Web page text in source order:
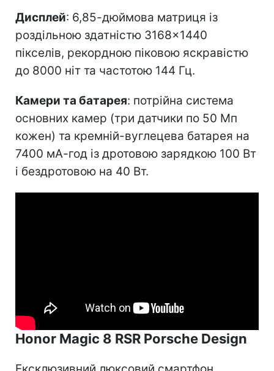
Дисплей: 6,85-дюймова матриця із
роздільною здатністю 3168×1440
пікселів, рекордною піковою яскравістю
до 8000 ніт та частотою 144 Гц.
Камери та батарея: потрійна система
основних камер (три датчики по 50 Мп
кожен) та кремній-вуглецева батарея на
7400 мА-год із дротовою зарядкою 100 Вт
і бездротовою на 40 Вт.
Honor Magic 8 RSR Porsche Design